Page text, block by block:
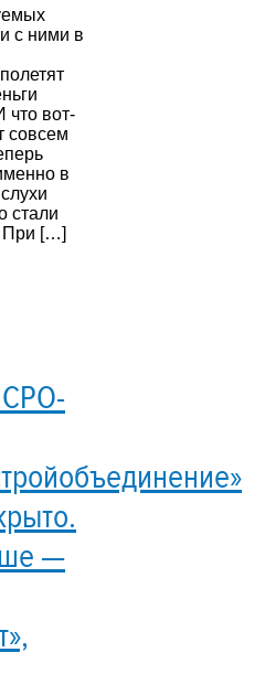
с ними в
что вот-
совсем
в
стали
При […]
СРО-
—